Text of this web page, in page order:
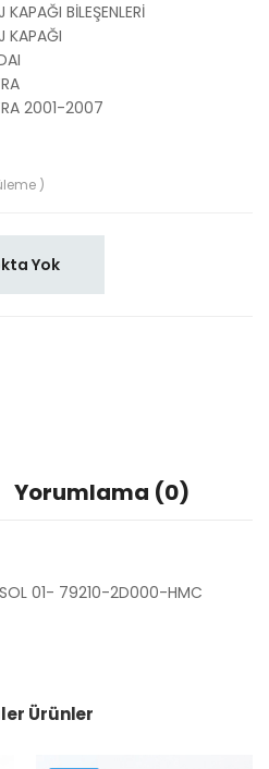
KAPAĞI BİLEŞENLERİ
KAPAĞI
2001-2007
)
Yok
Yorumlama (0)
SOL 01- 79210-2D000-HMC
Ürünler